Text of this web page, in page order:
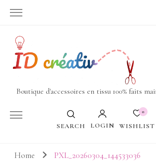
Boutique d'accessoires en tissu 100% faits
SEARCH LOGIN
0
WISHLIST
Votre panier est vide.
Home PXL_20260304_144533036